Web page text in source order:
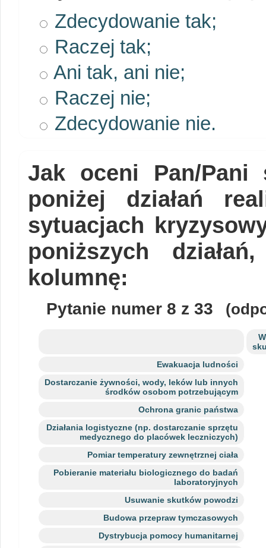
Zdecydowanie tak;
Raczej tak;
Ani tak, ani nie;
Raczej nie;
Zdecydowanie nie.
Jak oceni Pan/Pani
poniżej działań
sytuacjach
poniższych
kolumnę:
Pytanie numer 8 z 33
Ewakuacja ludności
Dostarczanie żywności, wody, leków lub innych
środków osobom potrzebującym
Ochrona granic państwa
Działania logistyczne (np. dostarczanie sprzętu
medycznego do placówek leczniczych)
Pomiar temperatury zewnętrznej ciała
Pobieranie materiału biologicznego do badań
laboratoryjnych
Usuwanie skutków powodzi
Budowa przepraw tymczasowych
Dystrybucja pomocy humanitarnej